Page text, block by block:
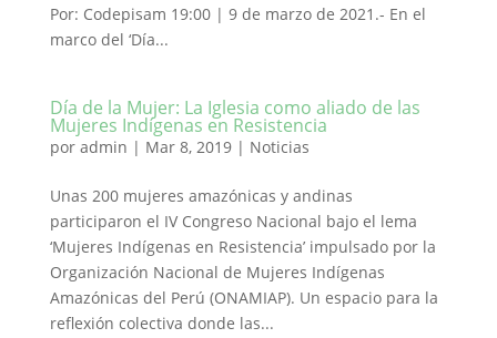
Por: Codepisam 19:00 | 9 de marzo de 2021.- En el
marco del ‘Día...
Día de la Mujer: La Iglesia como aliado de las
Mujeres Indígenas en Resistencia
por admin | Mar 8, 2019| Noticias
Unas 200 mujeres amazónicas y andinas
participaron el IV Congreso Nacional bajo el lema
‘Mujeres Indígenas en Resistencia’ impulsado por la
Organización Nacional de Mujeres Indígenas
Amazónicas del Perú (ONAMIAP). Un espacio para la
reflexión colectiva donde las...